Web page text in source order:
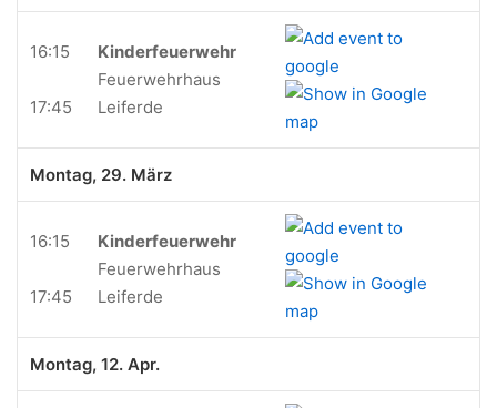
16:15
17:45
Kinderfeuerwehr
Feuerwehrhaus
Leiferde
Montag, 29. März
16:15
17:45
Kinderfeuerwehr
Feuerwehrhaus
Leiferde
Montag, 12. Apr.